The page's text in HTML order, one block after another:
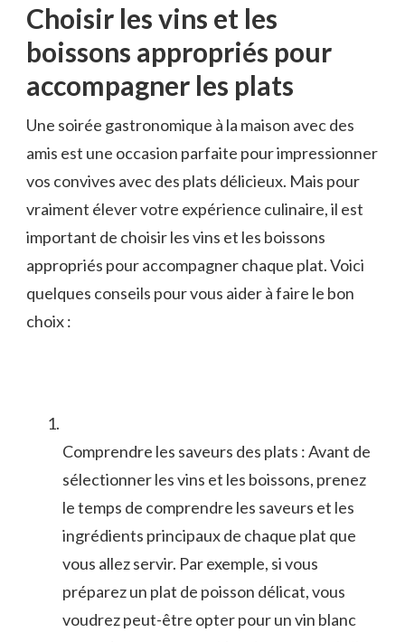
Choisir les vins et les
boissons appropriés pour
accompagner les plats
Une soirée gastronomique à la maison ‍avec des‌
amis est une occasion parfaite⁤ pour impressionner
vos convives avec des plats délicieux. Mais pour‍
vraiment élever votre expérience culinaire, il est
important de choisir‌ les⁣ vins et‌ les boissons
appropriés pour accompagner chaque ‍plat. Voici
quelques conseils pour vous aider à faire ⁢le bon
choix :
Comprendre les saveurs des plats : Avant de
sélectionner les vins ‍et les boissons, prenez
le temps de comprendre les saveurs et les
ingrédients principaux de chaque plat que
vous allez‌ servir. Par exemple, si vous
préparez un plat​ de poisson ‌délicat, vous
voudrez peut-être opter ⁣pour un vin blanc